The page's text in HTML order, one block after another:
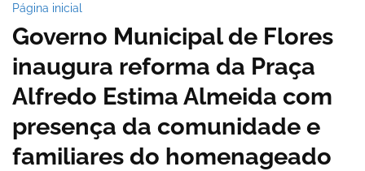
Página inicial
Governo Municipal de Flores
inaugura reforma da Praça
Alfredo Estima Almeida com
presença da comunidade e
familiares do homenageado